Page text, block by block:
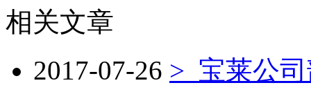
相关文章
2017-07-26 > 宝莱公